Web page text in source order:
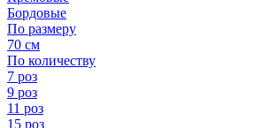
Бордовые
По размеру
70 см
По количеству
7 роз
9 роз
11 роз
15 роз